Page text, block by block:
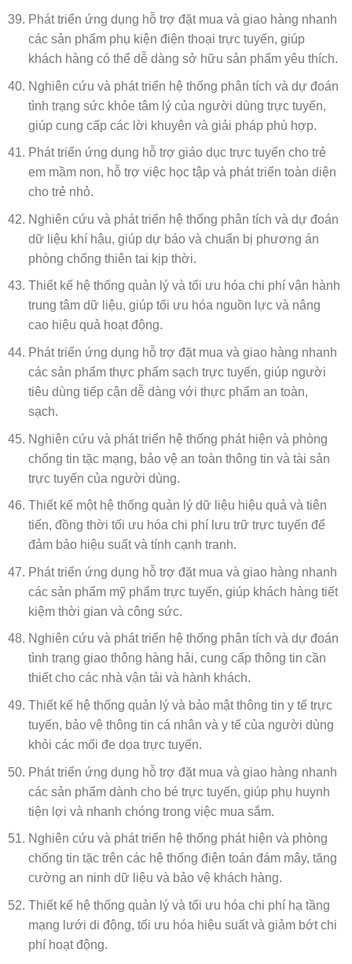
Phát triển ứng dụng hỗ trợ đặt mua và giao hàng nhanh
các sản phẩm phụ kiện điện thoại trực tuyến, giúp
khách hàng có thể dễ dàng sở hữu sản phẩm yêu thích.
Nghiên cứu và phát triển hệ thống phân tích và dự đoán
tình trạng sức khỏe tâm lý của người dùng trực tuyến,
giúp cung cấp các lời khuyên và giải pháp phù hợp.
Phát triển ứng dụng hỗ trợ giáo dục trực tuyến cho trẻ
em mầm non, hỗ trợ việc học tập và phát triển toàn diện
cho trẻ nhỏ.
Nghiên cứu và phát triển hệ thống phân tích và dự đoán
dữ liệu khí hậu, giúp dự báo và chuẩn bị phương án
phòng chống thiên tai kịp thời.
Thiết kế hệ thống quản lý và tối ưu hóa chi phí vận hành
trung tâm dữ liệu, giúp tối ưu hóa nguồn lực và nâng
cao hiệu quả hoạt động.
Phát triển ứng dụng hỗ trợ đặt mua và giao hàng nhanh
các sản phẩm thực phẩm sạch trực tuyến, giúp người
tiêu dùng tiếp cận dễ dàng với thực phẩm an toàn,
sạch.
Nghiên cứu và phát triển hệ thống phát hiện và phòng
chống tin tặc mạng, bảo vệ an toàn thông tin và tài sản
trực tuyến của người dùng.
Thiết kế một hệ thống quản lý dữ liệu hiệu quả và tiên
tiến, đồng thời tối ưu hóa chi phí lưu trữ trực tuyến để
đảm bảo hiệu suất và tính cạnh tranh.
Phát triển ứng dụng hỗ trợ đặt mua và giao hàng nhanh
các sản phẩm mỹ phẩm trực tuyến, giúp khách hàng tiết
kiệm thời gian và công sức.
Nghiên cứu và phát triển hệ thống phân tích và dự đoán
tình trạng giao thông hàng hải, cung cấp thông tin cần
thiết cho các nhà vận tải và hành khách.
Thiết kế hệ thống quản lý và bảo mật thông tin y tế trực
tuyến, bảo vệ thông tin cá nhân và y tế của người dùng
khỏi các mối đe dọa trực tuyến.
Phát triển ứng dụng hỗ trợ đặt mua và giao hàng nhanh
các sản phẩm dành cho bé trực tuyến, giúp phụ huynh
tiện lợi và nhanh chóng trong việc mua sắm.
Nghiên cứu và phát triển hệ thống phát hiện và phòng
chống tin tặc trên các hệ thống điện toán đám mây, tăng
cường an ninh dữ liệu và bảo vệ khách hàng.
Thiết kế hệ thống quản lý và tối ưu hóa chi phí hạ tầng
mạng lưới di động, tối ưu hóa hiệu suất và giảm bớt chi
phí hoạt động.